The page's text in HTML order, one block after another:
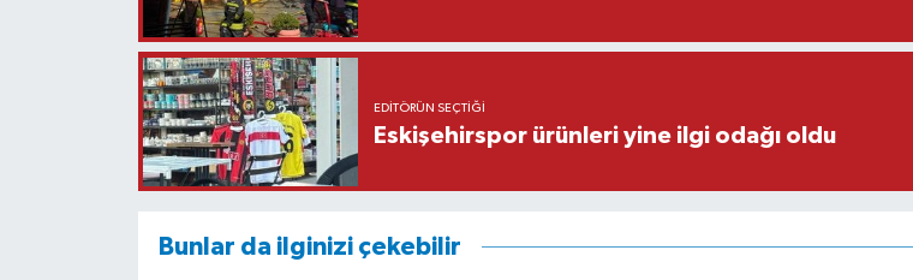
EDITÖRÜN SEÇTIĞI
Eskişehirspor ürünleri yine ilgi odağı oldu
Bunlar da ilginizi çekebilir